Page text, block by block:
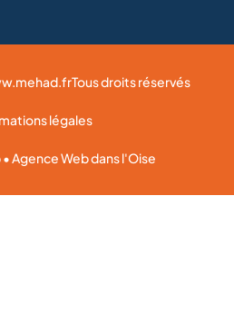
Tous droits réservés
légales
Agence Web dans l'Oise